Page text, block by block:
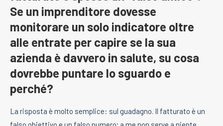
Se un imprenditore dovesse
monitorare un solo indicatore oltre
alle entrate per capire se la sua
azienda è davvero in salute, su cosa
dovrebbe puntare lo sguardo e
perché?
La risposta è molto semplice: sul guadagno. Il fatturato è un